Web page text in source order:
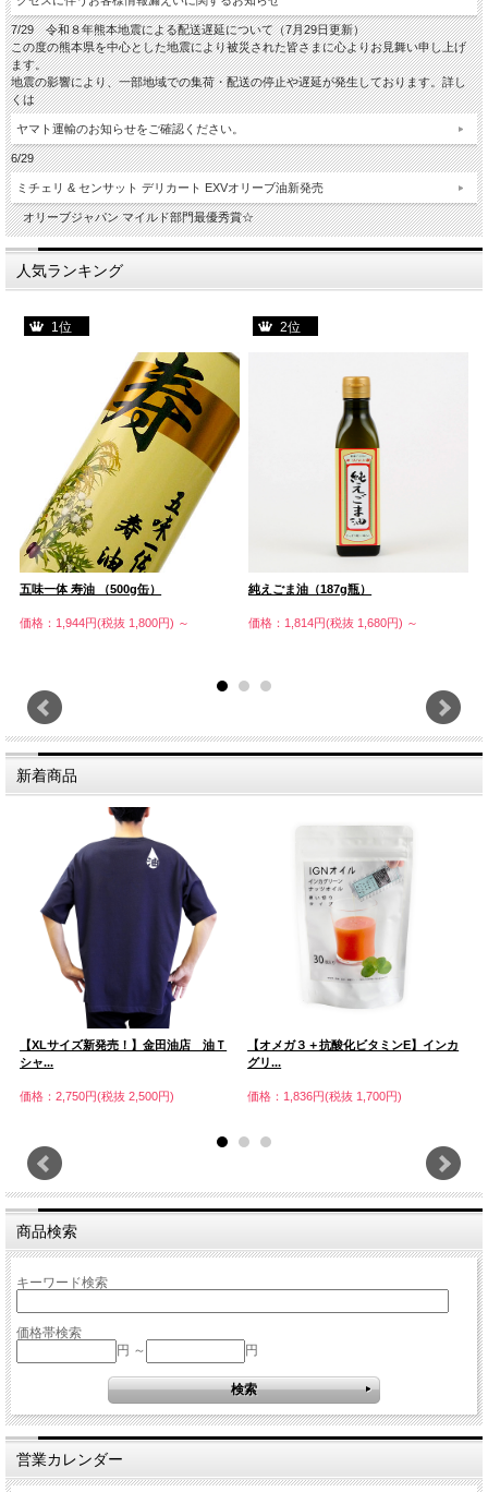
7/29 令和８年熊本地震による配送遅延について（7月29日更新）
この度の熊本県を中心とした地震により被災された皆さまに心よりお見舞い申し上げ
ます。
地震の影響により、一部地域での集荷・配送の停止や遅延が発生しております。詳し
くは
ヤマト運輸のお知らせをご確認ください。
6/29
ミチェリ & センサット デリカート EXVオリーブ油新発売
オリーブジャパン マイルド部門最優秀賞☆
人気ランキング
1位
五味一体 寿油 （500g缶）
価格：1,944円(税抜 1,800円) ～
2位
純えごま油（187g瓶）
価格：1,814円(税抜 1,680円) ～
新着商品
【XLサイズ新発売！】金田油店 油Ｔ
シャ...
価格：2,750円(税抜 2,500円)
【オメガ３＋抗酸化ビタミンE】インカ
グリ...
価格：1,836円(税抜 1,700円)
商品検索
キーワード検索
価格帯検索
円 ～
円
営業カレンダー